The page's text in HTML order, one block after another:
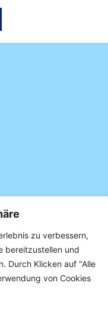
zu verbessern,
bereitzustellen und
Durch Klicken auf "Alle
von Cookies